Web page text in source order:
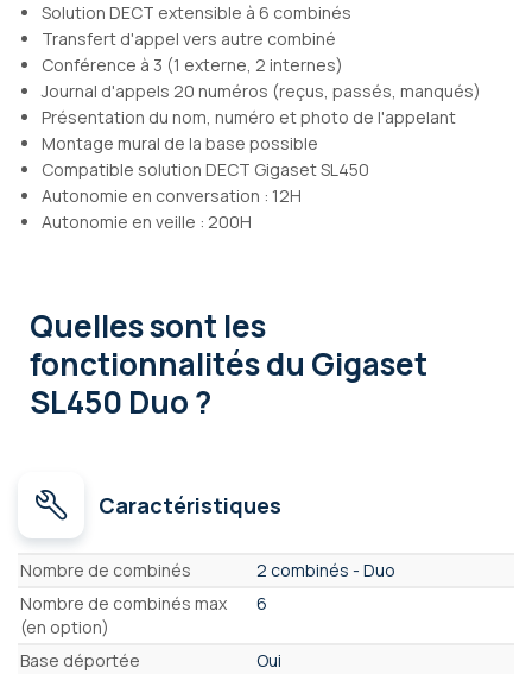
Solution DECT extensible à 6 combinés
Transfert d'appel vers autre combiné
Conférence à 3 (1 externe, 2 internes)
Journal d'appels 20 numéros (reçus, passés, manqués)
Présentation du nom, numéro et photo de l'appelant
Montage mural de la base possible
Compatible solution DECT Gigaset SL450
Autonomie en conversation : 12H
Autonomie en veille : 200H
Quelles sont les
fonctionnalitésdu Gigaset
SL450 Duo ?
Caractéristiques
Caractéristiques
Nombre de combinés
2 combinés - Duo
Nombre de combinés max
(en option)
6
Base déportée
Oui